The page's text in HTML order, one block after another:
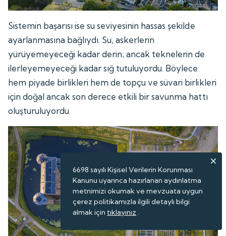
Sistemin başarısı ise su seviyesinin hassas şekilde
ayarlanmasına bağlıydı. Su, askerlerin
yürüyemeyeceği kadar derin; ancak teknelerin de
ilerleyemeyeceği kadar sığ tutuluyordu. Böylece
hem piyade birlikleri hem de topçu ve süvari birlikleri
için doğal ancak son derece etkili bir savunma hattı
oluşturuluyordu.
6698 sayılı Kişisel Verilerin Korunması
Kanunu uyarınca hazırlanan aydınlatma
metnimizi okumak ve mevzuata uygun
çerez politikamızla ilgili detaylı bilgi
almak için tıklayınız .